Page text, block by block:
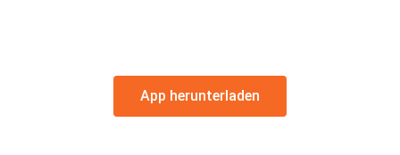
App herunterladen